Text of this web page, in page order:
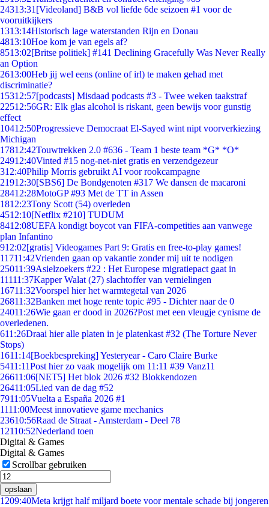
24313:31 [Videoland] B&B vol liefde 6de seizoen #1 voor de
vooruitkijkers
1313:14Historisch lage waterstanden Rijn en Donau
4813:10Hoe kom je van egels af?
8513:02[Britse politiek] #141 Declining Gracefully Was Never Really
an Option
2613:00Heb jij wel eens (online of irl) te maken gehad met
discriminatie?
15312:57[podcasts] Misdaad podcasts #3 - Twee weken taakstraf
22512:56GR: Elk glas alcohol is riskant, geen bewijs voor gunstig
effect
10412:50Progressieve Democraat El-Sayed wint nipt voorverkiezing
Michigan
17812:42Touwtrekken 2.0 #636 - Team 1 beste team *G* *O*
24912:40Vinted #15 nog-net-niet gratis en verzendgezeur
312:40Philip Morris gebruikt AI voor rookcampagne
21912:30[SBS6] De Bondgenoten #317 We dansen de macaroni
28412:28MotoGP #93 Met de TT in Assen
1812:23Tony Scott (54) overleden
4512:10[Netflix #210] TUDUM
8412:08UEFA kondigt boycot van FIFA-competities aan vanwege
plan Infantino
912:02[gratis] Videogames Part 9: Gratis en free-to-play games!
11711:42Vrienden gaan op vakantie zonder mij uit te nodigen
25011:39Asielzoekers #22 : Het Europese migratiepact gaat in
11111:37Kapper Walat (27) slachtoffer van vernielingen
16711:32Voorspel hier het warmtegetal van 2026
26811:32Banken met hoge rente topic #95 - Dichter naar de 0
24011:26Wie gaan er dood in 2026?Post met een vleugje cynisme de
overledenen.
611:26Draai hier alle platen in je platenkast #32 (The Torture Never
Stops)
1611:14[Boekbespreking] Yesteryear - Caro Claire Burke
5411:11Post hier zo vaak mogelijk om 11:11 #39 Vanz11
26611:06[NET5] Het blok 2026 #32 Blokkendozen
26411:05Lied van de dag #52
7911:05Vuelta a España 2026 #1
1111:00Meest innovatieve game mechanics
23610:56Raad de Straat - Amsterdam - Deel 78
12110:52Nederland toen
Digital & Games
Digital & Games
Scrollbar gebruiken
opslaan
1209:40Meta krijgt half miljard boete voor mentale schade bij jongeren